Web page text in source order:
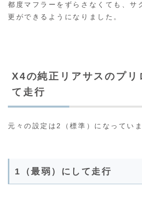
都度マフラーをずらさなくても、サ
更ができるようになりました。
X4の純正リアサスのプリ
て走行
元々の設定は2（標準）になっていま
1（最弱）にして走行